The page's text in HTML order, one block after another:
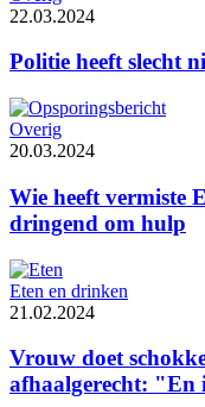
22.03.2024
Politie heeft slecht
Overig
20.03.2024
Wie heeft vermiste
dringend om hulp
Eten en drinken
21.02.2024
Vrouw doet
afhaalgerecht: "En